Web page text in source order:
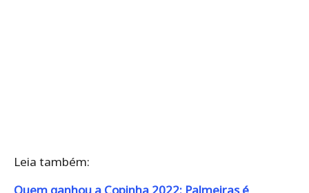
Leia também:
Quem ganhou a Copinha 2022: Palmeiras é